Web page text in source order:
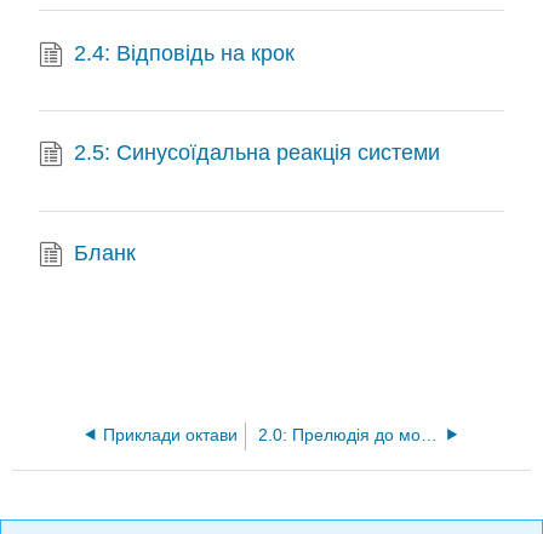
2.4: Відповідь на крок
2.5: Синусоїдальна реакція системи
Бланк
Приклади октави 2.0: Прелюдія до моделей функцій передачі